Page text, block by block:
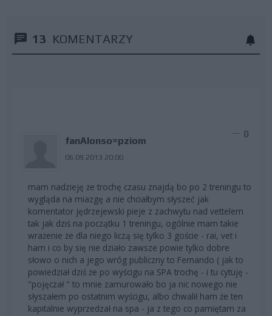
13 KOMENTARZY
fanAlonso=pziom
06.09.2013 20:00
0
mam nadzieję że trochę czasu znajdą bo po 2 treningu to
wygląda na miazgę a nie chciałbym słyszeć jak
komentator jędrzejewski pieje z zachwytu nad vettelem
tak jak dziś na początku 1 treningu, ogólnie mam takie
wrażenie że dla niego liczą się tylko 3 goście - rai, vet i
ham i co by się nie działo zawsze powie tylko dobre
słowo o nich a jego wróg publiczny to Fernando ( jak to
powiedział dziś że po wyścigu na SPA trochę - i tu cytuję -
"pojęczał " to mnie zamurowało bo ja nic nowego nie
słyszałem po ostatnim wyścigu, albo chwalił ham że ten
kapitalnie wyprzedzał na spa - ja z tego co pamiętam za